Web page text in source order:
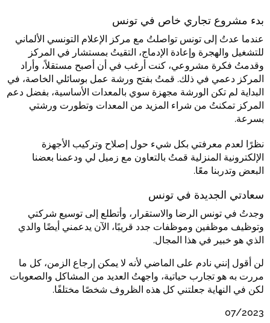
بدء مشروع تجاري خاص في تونس
عندما عدتُ إلى تونس تواصلتُ مع مركز الإعلام التونسي الألماني
للتشغيل والهجرة وإعادة الإدماج، التقيتُ بمستشار في المركز
وقدمتُ فكرة مشروعي، كنت أرغب في أن أصبح مستقلاً، وأراد
المركز دعمي في ذلك. قمتُ بفتح ورشة عمل بوسائلي الخاصة، في
البداية لم تكن الورشة مجهزة سوي بالمعدات الأساسية، بفضل دعم
المركز تمكنتُ من شراء المزيد من المعدات وتطورت ورشتي
بسرعة.
نظرًا لعدم معرفتي بكل شيء حول إصلاح وتركيب الأجهزة
الإلكترونية المنزلية قمتُ بالتعاون مع زميل لي ودعمنا بعضنا
البعض وتدربنا معًا.
سعادتي الجديدة في تونس
وجدتُ في تونس الرضا والاستقرار، وأتطلع إلى توسيع شركتي
وتوظيف موظفين وموظفات جدد قريبًا، الآن يدعمني أيضًا والدي
الذي هو خبير في هذا المجال.
لن أقول إنني نادم على الماضي لأنه لا يمكن إرجاع الزمن، كل ما
مررت به هو تجارب حياتية، واجهتُ العديد من المشاكل والصعوبات
لكن في النهاية جعلتني كل هذه الظروف شخصًا مختلفًا.
07/2023